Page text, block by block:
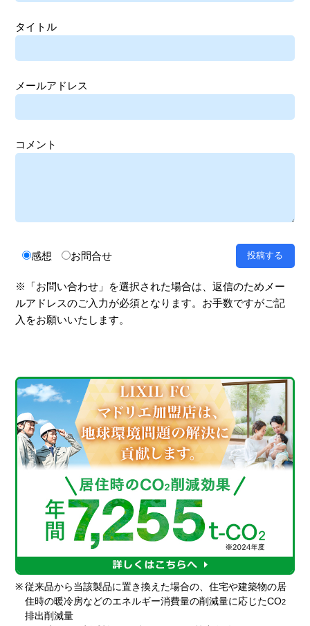
タイトル
メールアドレス
コメント
感想 お問合せ
※「お問い合わせ」を選択された場合は、返信のためメー
ルアドレスのご入力が必須となります。お手数ですがご記
入をお願いいたします。
※ 従来品から当該製品に置き換えた場合の、住宅や建築物の居
住時の暖冷房などのエネルギー消費量の削減量に応じたCO2
排出削減量